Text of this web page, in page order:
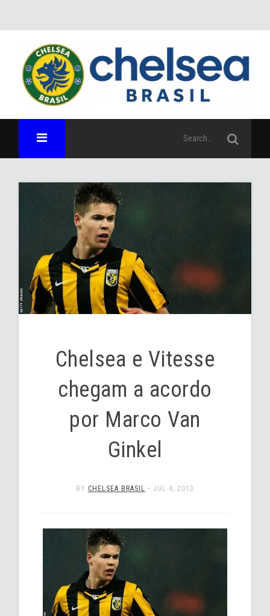
Chelsea e Vitesse
chegam a acordo
por Marco Van
Ginkel
BY CHELSEA BRASIL • JUL 4, 2013